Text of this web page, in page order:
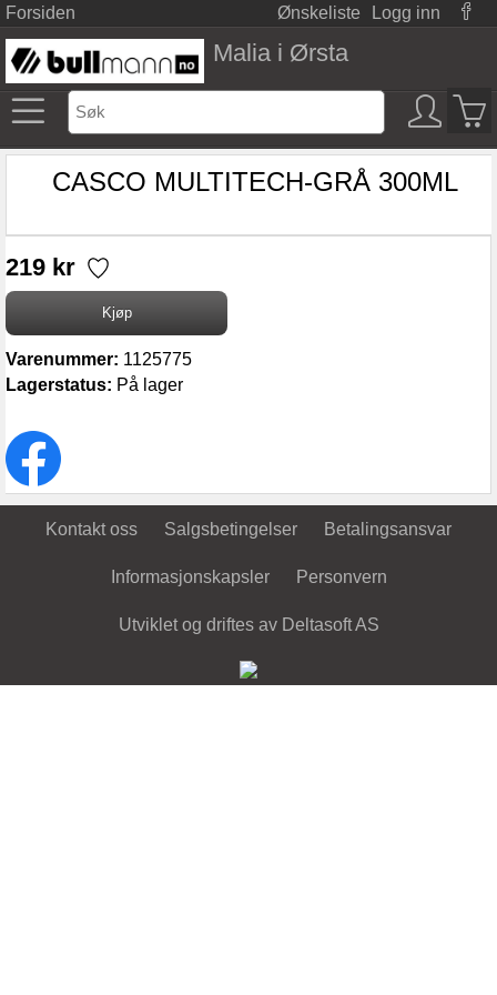
Forsiden Ønskeliste Logg inn
Malia i Ørsta
CASCO MULTITECH-GRÅ 300ML
219 kr
Varenummer: 1125775
Lagerstatus: På lager
Kontakt oss Salgsbetingelser Betalingsansvar
Informasjonskapsler Personvern
Utviklet og driftes av Deltasoft AS